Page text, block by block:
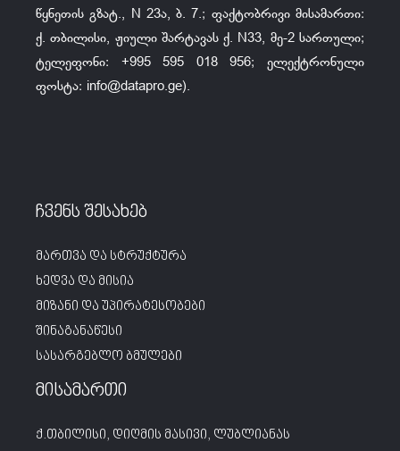
წყნეთის გზატ., N 23ა, ბ. 7.; ფაქტობრივი მისამართი:
ქ. თბილისი, ჟიული შარტავას ქ. N33, მე-2 სართული;
ტელეფონი: +995 595 018 956; ელექტრონული
ფოსტა: info@datapro.ge).
ჩვენს შესახებ
მართვა და სტრუქტურა
ხედვა და მისია
მიზანი და უპირატესობები
შინაგანაწესი
სასარგებლო ბმულები
მისამართი
ქ.თბილისი, დიღმის მასივი, ლუბლიანას